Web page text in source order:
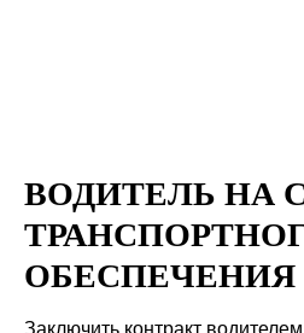
ВОДИТЕЛЬ НА
ОБЕСПЕЧЕНИЯ